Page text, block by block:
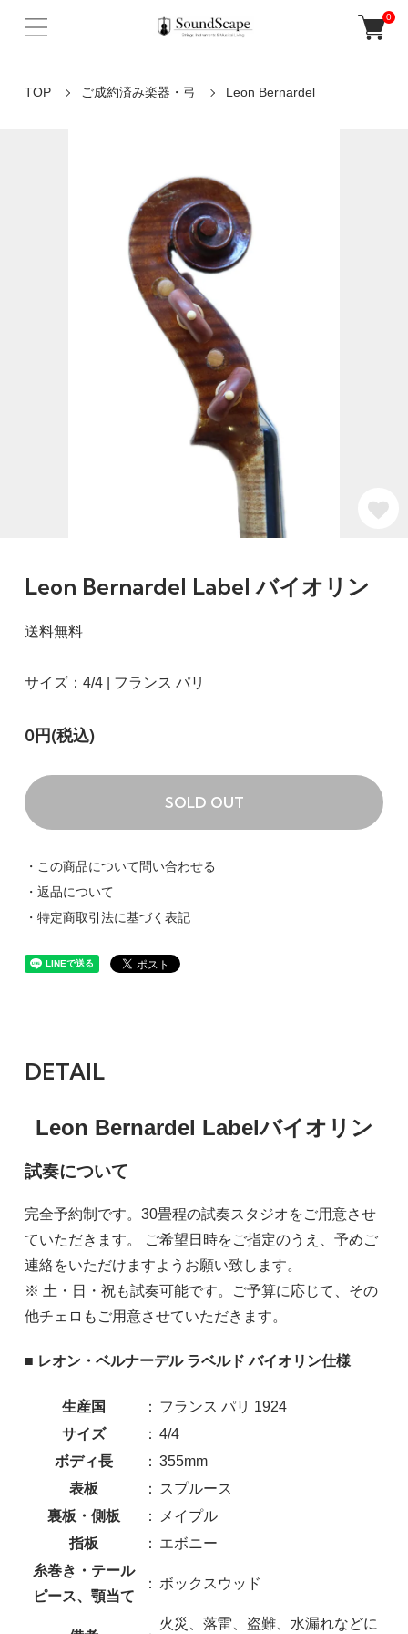
0
TOP ご成約済み楽器・弓 Leon Bernardel
Leon Bernardel Label バイオリン
送料無料
サイズ：4/4 | フランス パリ
0円(税込)
SOLD OUT
・この商品について問い合わせる
・返品について
・特定商取引法に基づく表記
DETAIL
Leon Bernardel Labelバイオリン
試奏について
完全予約制です。30畳程の試奏スタジオをご用意させ
ていただきます。 ご希望日時をご指定のうえ、予めご
連絡をいただけますようお願い致します。
※ 土・日・祝も試奏可能です。ご予算に応じて、その
他チェロもご用意させていただきます。
■ レオン・ベルナーデル ラベルド バイオリン仕様
生産国 ： フランス パリ 1924
サイズ
： 4/4
ボディ長
： 355mm
表板
： スプルース
裏板・側板
：
メイプル
指板
： エボニー
糸巻き・テール
ピース、顎当て
： ボックスウッド
火災、落雷、盗難、水漏れなどに